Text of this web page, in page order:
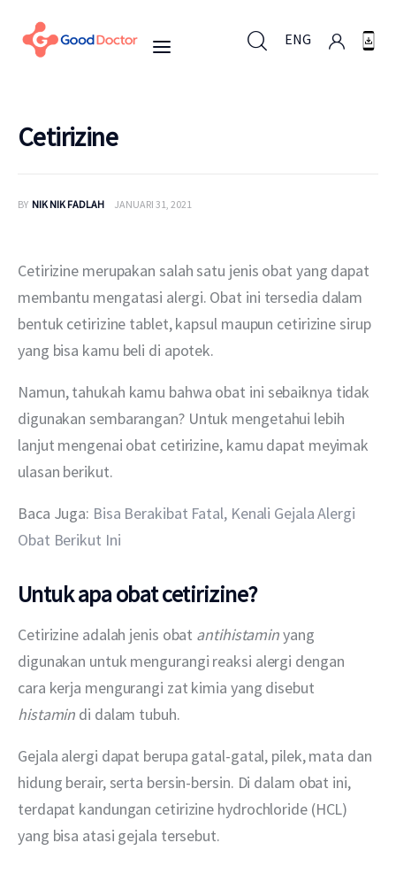
ENG
Untuk Bisnis
Mengapa Good Doctor
Berita
Cetirizine
BY NIK NIK FADLAH JANUARI 31, 2021
Cetirizine merupakan salah satu jenis obat yang dapat
membantu mengatasi alergi. Obat ini tersedia dalam
bentuk cetirizine tablet, kapsul maupun cetirizine sirup
yang bisa kamu beli di apotek.
Namun, tahukah kamu bahwa obat ini sebaiknya tidak
digunakan sembarangan? Untuk mengetahui lebih
lanjut mengenai obat cetirizine, kamu dapat meyimak
ulasan berikut.
Baca Juga: Bisa Berakibat Fatal, Kenali Gejala Alergi
Obat Berikut Ini
Untuk apa obat cetirizine?
Cetirizine adalah jenis obat antihistamin yang
digunakan untuk mengurangi reaksi alergi dengan
cara kerja mengurangi zat kimia yang disebut
histamin di dalam tubuh.
Gejala alergi dapat berupa gatal-gatal, pilek, mata dan
hidung berair, serta bersin-bersin. Di dalam obat ini,
terdapat kandungan cetirizine hydrochloride (HCL)
yang bisa atasi gejala tersebut.